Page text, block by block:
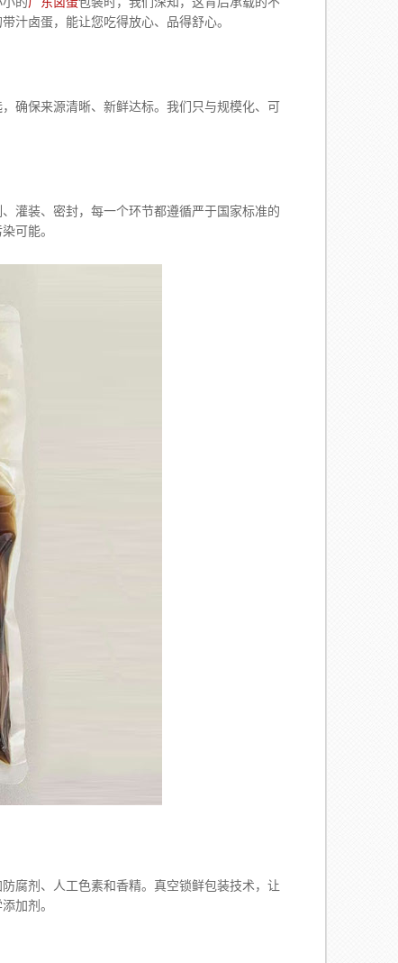
汁卤蛋，能让您吃得放心、品得舒心。
来源清晰、新鲜达标。我们只与规模化、可
、密封，每一个环节都遵循严于国家标准的
可能。
、人工色素和香精。真空锁鲜包装技术，让
加剂。